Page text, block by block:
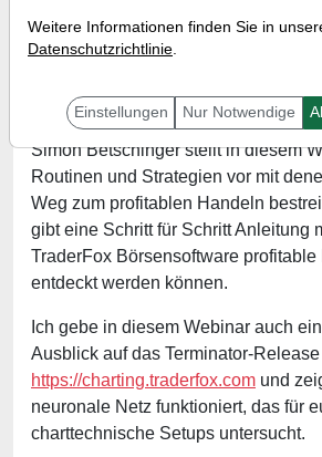
Wann:Dienstag, 23. November
Simon Betschinger stellt in diesem
Routinen und Strategien vor mit
Weg zum profitablen Handeln
gibt eine Schritt für Schritt Anleitung
TraderFox Börsensoftware
entdeckt werden können.
Ich gebe in diesem Webinar auch
Ausblick auf das Terminator-
https://charting.traderfox.com und
neuronale Netz funktioniert, das für
charttechnische Setups untersucht.
Weitere Informationen finden Sie in
Datenschutzrichtlinie.
Einstellungen Nur Notwendige